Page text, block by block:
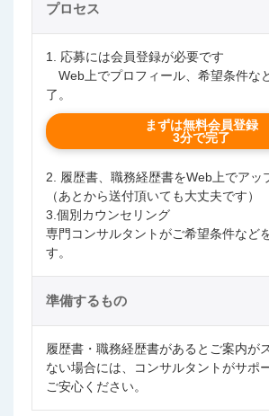
プロセス
1. 応募には会員登録が必要です
Web上でプロフィール、希望条件な
了。
まずは無料会員登録
3分で完了
2. 履歴書、職務経歴書をWeb上でアッ
（あとから送付頂いても大丈夫です）
3.個別カウンセリング
専門コンサルタントがご希望条件など
す。
準備するもの
履歴書・職務経歴書があるとご案内が
ない場合には、コンサルタントがサポ
ご安心ください。